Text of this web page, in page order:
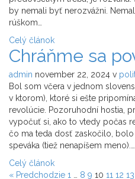
by nemali byť nerozvážni.
rúškom…
Celý článok
Chráňme sa
admin november 22, 2024 v
Bol som včera v jednom
v ktorom), ktoré si ešte
revolúcie. Pozoruhodní hostia,
vypočuť si, ako to vtedy počas
čo ma teda dosť zaskočilo,
speváka (tiež nenapíšem meno).…
Celý článok
« Predchodzie 1 8 9 10 11 12 13